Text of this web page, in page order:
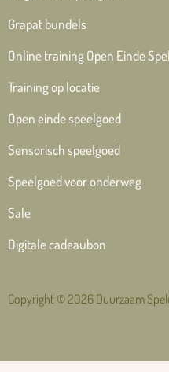
Grapat bundels
Online training Open Einde Spel
Training op locatie
Open einde speelgoed
Sensorisch speelgoed
Speelgoed voor onderweg
Sale
Digitale cadeaubon
Copyright © 2026 Duurzaam